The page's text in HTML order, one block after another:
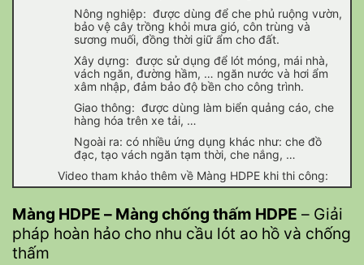
Nông nghiệp: được dùng để che phủ ruộng vườn,
bảo vệ cây trồng khỏi mưa gió, côn trùng và
sương muối, đồng thời giữ ẩm cho đất.
Xây dựng: được sử dụng để lót móng, mái nhà,
vách ngăn, đường hầm, … ngăn nước và hơi ẩm
xâm nhập, đảm bảo độ bền cho công trình.
Giao thông: được dùng làm biển quảng cáo, che
hàng hóa trên xe tải, …
Ngoài ra: có nhiều ứng dụng khác như: che đồ
đạc, tạo vách ngăn tạm thời, che nắng, …
Video tham khảo thêm về Màng HDPE khi thi công:
Màng HDPE – Màng chống thấm HDPE – Giải
pháp hoàn hảo cho nhu cầu lót ao hồ và chống
thấm